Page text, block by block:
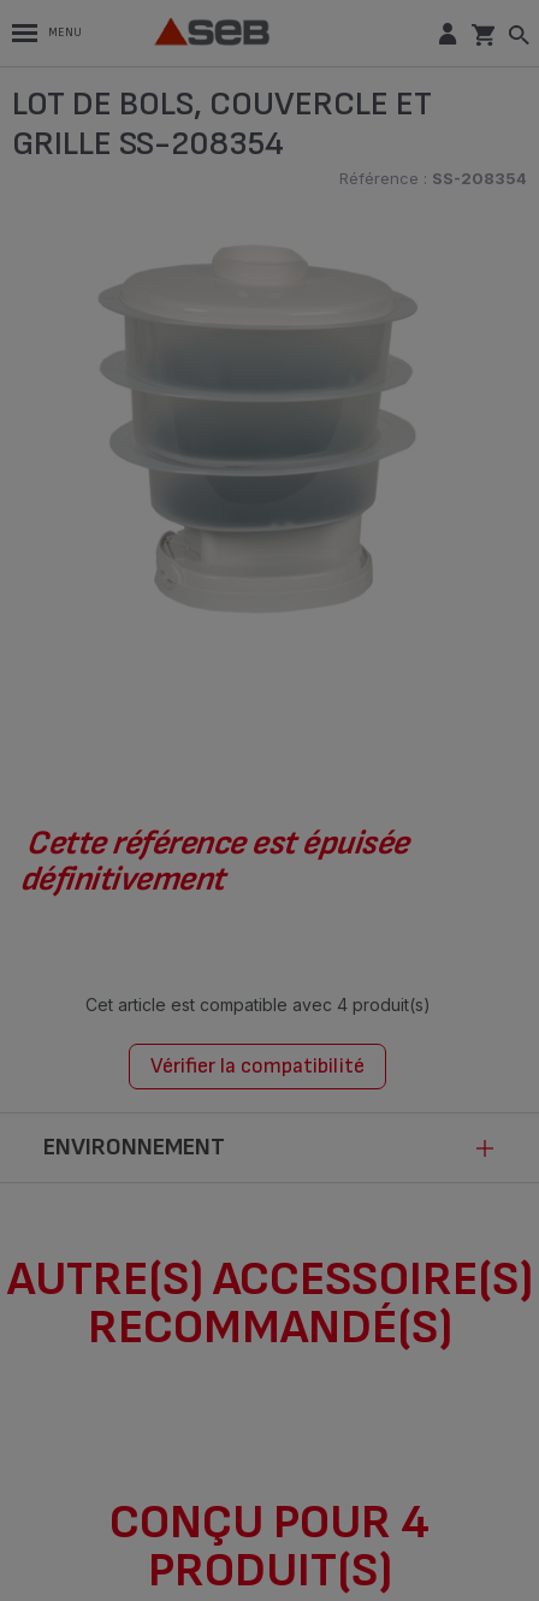
MENU
LOT DE BOLS, COUVERCLE ET
GRILLE SS-208354
Référence : SS-208354
Cette référence est épuisée
définitivement
Cet article est compatible avec 4 produit(s)
Vérifier la compatibilité
ENVIRONNEMENT
modalités de communication de la loi
Anti-Gaspillage pour une Economie
AUTRE(S) ACCESSOIRE(S)
RECOMMANDÉ(S)
CONÇU POUR 4
PRODUIT(S)